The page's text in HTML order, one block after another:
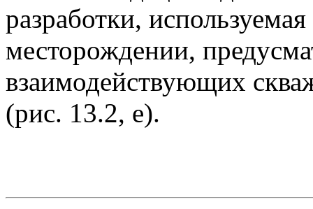
разработки,
месторождении,
взаимодействующих
(рис. 13.2, е).